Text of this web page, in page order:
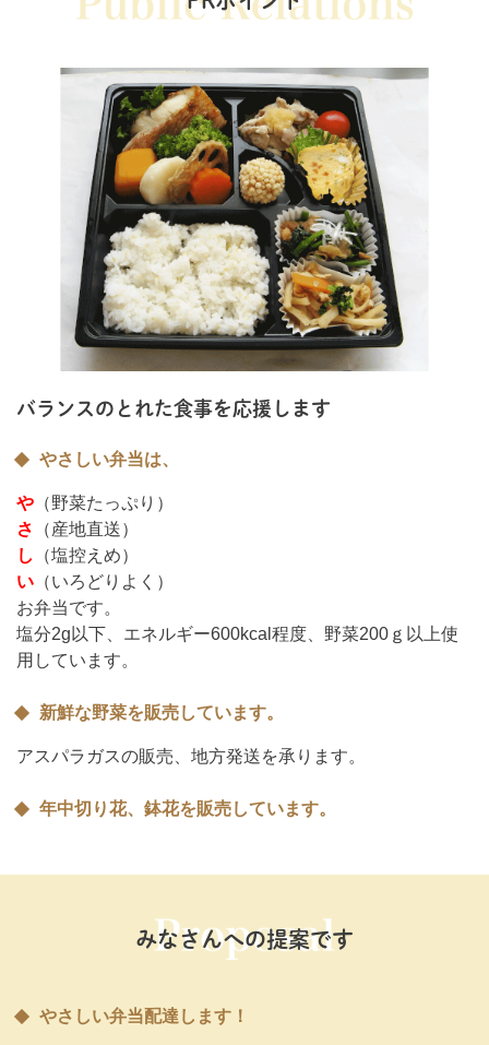
バランスのとれた食事を応援します
やさしい弁当は、
や （野菜たっぷり）
さ
（産地直送）
し
（塩控えめ）
い （いろどりよく）
お弁当です。
塩分2g以下、エネルギー600kcal程度、野菜200ｇ以上使
用しています。
新鮮な野菜を販売しています。
アスパラガスの販売、地方発送を承ります。
年中切り花、鉢花を販売しています。
みなさんへの提案です
やさしい弁当配達します！